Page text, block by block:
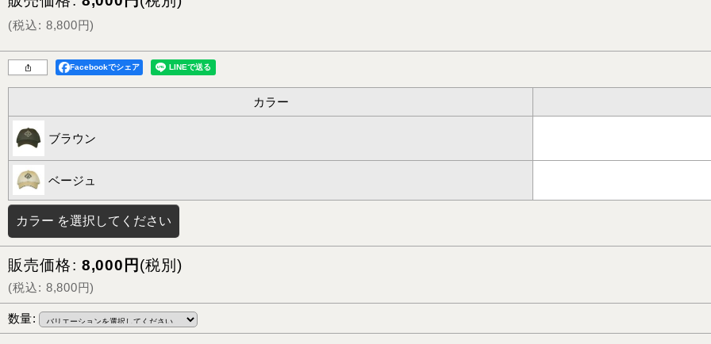
(税込: 8,800円)
Facebookでシェア
カラー
ブラウン
ベージュ
カラー を選択してください
販売価格: 8,000 円 (税別)
(税込: 8,800円)
数量: